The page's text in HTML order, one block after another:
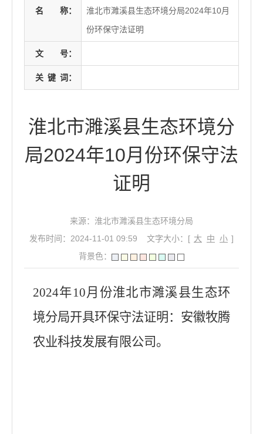
名 称：
淮北市濉溪县生态环境分局2024年10月
份环保守法证明
文 号：
关 键 词：
淮北市濉溪县生态环境分
局2024年10月份环保守法
证明
来源：淮北市濉溪县生态环境分局
发布时间：2024-11-01 09:59
文字大小：[ 大 中 小 ]
背景色：
2024年10月份淮北市濉溪县生态环
境分局开具环保守法证明：安徽牧腾
农业科技发展有限公司。